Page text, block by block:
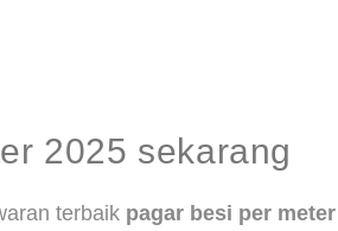
2025 sekarang
terbaik pagar besi per meter